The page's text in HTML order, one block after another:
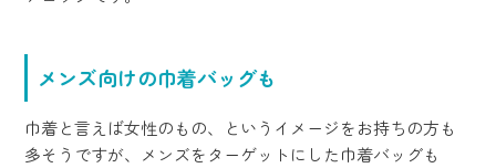
メンズ向けの巾着バッグも
巾着と言えば女性のもの、というイメージをお持ちの方も
多そうですが、メンズをターゲットにした巾着バッグも